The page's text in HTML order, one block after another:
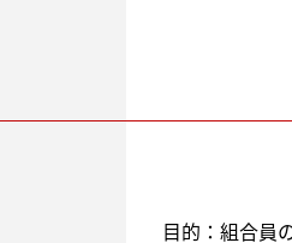
目的：組合員